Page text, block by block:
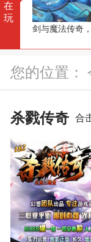
在
玩
剑与魔法传奇
您的位置：
杀戮传奇 合